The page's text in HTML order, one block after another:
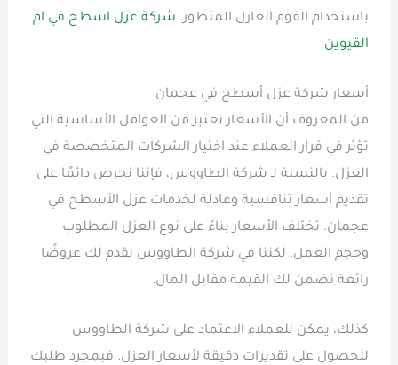
باستخدام الفوم العازل المتطور. شركة عزل اسطح في ام
القيوين
أسعار شركة عزل أسطح في عجمان
من المعروف أن الأسعار تعتبر من العوامل الأساسية التي
تؤثر في قرار العملاء عند اختيار الشركات المتخصصة في
العزل. بالنسبة لـ شركة الطاووس، فإننا نحرص دائمًا على
تقديم أسعار تنافسية وعادلة لخدمات عزل الأسطح في
عجمان. تختلف الأسعار بناءً على نوع العزل المطلوب
وحجم العمل، لكننا في شركة الطاووس نقدم لك عروضًا
رائعة تضمن لك القيمة مقابل المال.
كذلك، يمكن للعملاء الاعتماد على شركة الطاووس
للحصول على تقديرات دقيقة لأسعار العزل. فبمجرد طلبك